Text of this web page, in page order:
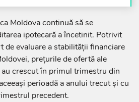
Moldova continuă să se
ipotecară a încetinit. Potrivit
de evaluare a stabilității financiare
prețurile de ofertă ale
crescut în primul trimestru din
perioadă a anului trecut și cu
precedent.